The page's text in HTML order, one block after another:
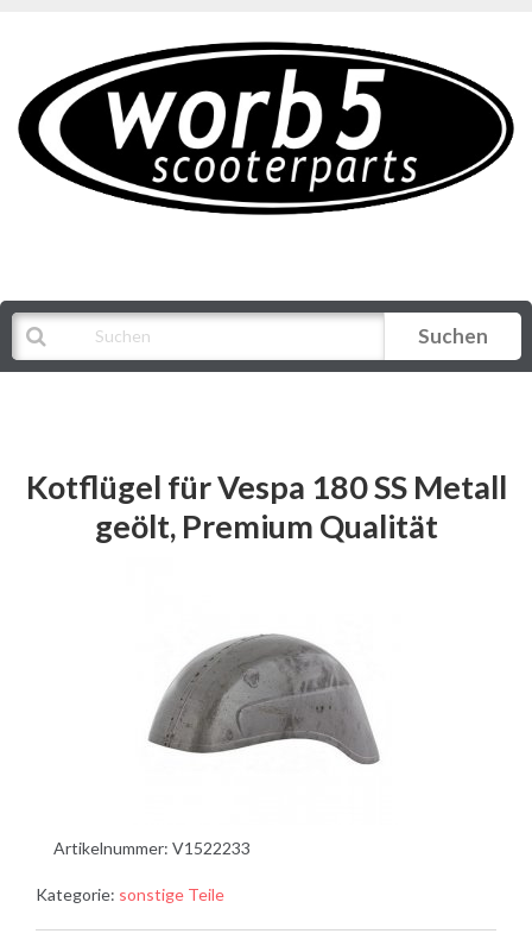
Suchen
Kotflügel für Vespa 180 SS Metall
geölt, Premium Qualität
Artikelnummer: V1522233
Kategorie: sonstige Teile